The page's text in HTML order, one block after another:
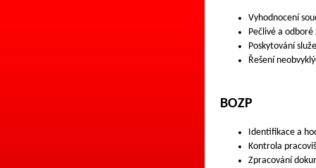
Vyhodnocení
Pečlivé a
Poskytování
Řešení
BOZP
Identifikace a
Kontrola
Zpracování